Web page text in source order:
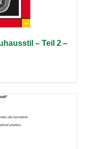
– Teil 2 –